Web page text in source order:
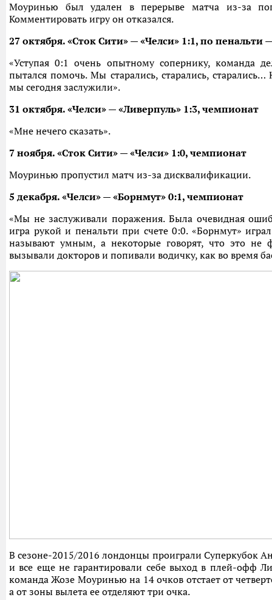
Моуринью был удален в перерыве матча из-за
Комментировать игру он отказался.
27 октября. «Сток Сити» — «Челси» 1:1, по пенальти
«Уступая 0:1 очень опытному сопернику, команда
пытался помочь. Мы старались, старались,
мы сегодня заслужили».
31 октября. «Челси» — «Ливерпуль» 1:3, чемпионат
«Мне нечего сказать».
7 ноября. «Сток Сити» — «Челси» 1:0, чемпионат
Моуринью пропустил матч из-за дисквалификации.
5 декабря. «Челси» — «Борнмут» 0:1, чемпионат
«Мы не заслуживали поражения. Была очевидная
игра рукой и пенальти при счете 0:0. «Борнмут»
называют умным, а некоторые говорят, что это
вызывали докторов и попивали водичку, как во время
В сезоне-2015/2016 лондонцы проиграли Суперкубок
и все еще не гарантировали себе выход в плей-офф
команда Жозе Моуринью на 14 очков отстает от
а от зоны вылета ее отделяют три очка.